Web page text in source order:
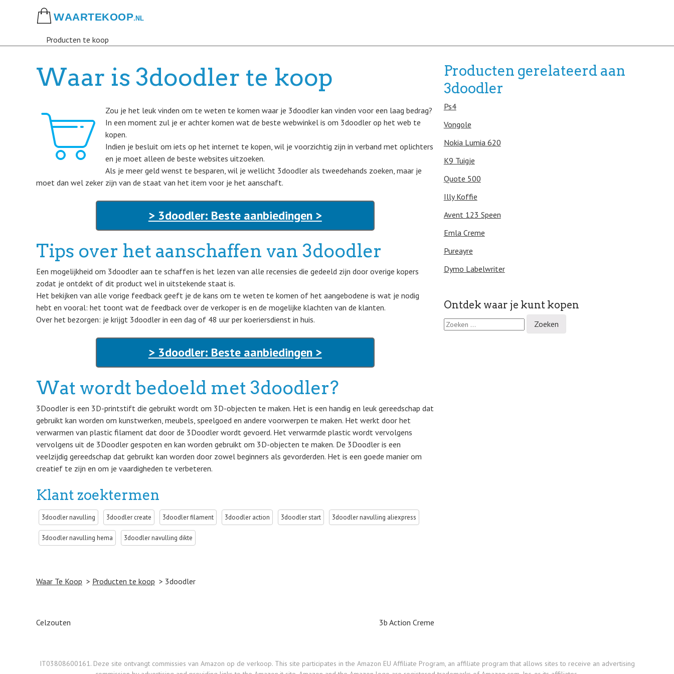
Producten te koop
Waar is 3doodler te koop
Zou je het leuk vinden om te weten te komen waar je 3doodler kan vinden voor een laag bedrag?
In een moment zul je er achter komen wat de beste webwinkel is om 3doodler op het web te
kopen.
Indien je besluit om iets op het internet te kopen, wil je voorzichtig zijn in verband met oplichters
en je moet alleen de beste websites uitzoeken.
Als je meer geld wenst te besparen, wil je wellicht 3doodler als tweedehands zoeken, maar je
moet dan wel zeker zijn van de staat van het item voor je het aanschaft.
> 3doodler: Beste aanbiedingen >
Tips over het aanschaffen van 3doodler
Een mogelijkheid om 3doodler aan te schaffen is het lezen van alle recensies die gedeeld zijn door overige kopers
zodat je ontdekt of dit product wel in uitstekende staat is.
Het bekijken van alle vorige feedback geeft je de kans om te weten te komen of het aangebodene is wat je nodig
hebt en vooral: het toont wat de feedback over de verkoper is en de mogelijke klachten van de klanten.
Over het bezorgen: je krijgt 3doodler in een dag of 48 uur per koeriersdienst in huis.
> 3doodler: Beste aanbiedingen >
Wat wordt bedoeld met 3doodler?
3Doodler is een 3D-printstift die gebruikt wordt om 3D-objecten te maken. Het is een handig en leuk gereedschap dat
gebruikt kan worden om kunstwerken, meubels, speelgoed en andere voorwerpen te maken. Het werkt door het
verwarmen van plastic filament dat door de 3Doodler wordt gevoerd. Het verwarmde plastic wordt vervolgens
vervolgens uit de 3Doodler gespoten en kan worden gebruikt om 3D-objecten te maken. De 3Doodler is een
veelzijdig gereedschap dat gebruikt kan worden door zowel beginners als gevorderden. Het is een goede manier om
creatief te zijn en om je vaardigheden te verbeteren.
Klant zoektermen
3doodler navulling 3doodler create 3doodler filament 3doodler action 3doodler start 3doodler navulling aliexpress
3doodler navulling hema 3doodler navulling dikte
Waar Te Koop Producten te koop 3doodler
Post navigation
Celzouten 3b Action Creme
Producten gerelateerd aan
3doodler
Ps4
Vongole
Nokia Lumia 620
K9 Tuigje
Quote 500
Illy Koffie
Avent 123 Speen
Emla Creme
Pureayre
Dymo Labelwriter
Ontdek waar je kunt kopen
Z
o
IT03808600161. Deze site ontvangt commissies van Amazon op de verkoop. This site participates in the Amazon EU Affiliate Program, an affiliate program that allows sites to receive an advertising